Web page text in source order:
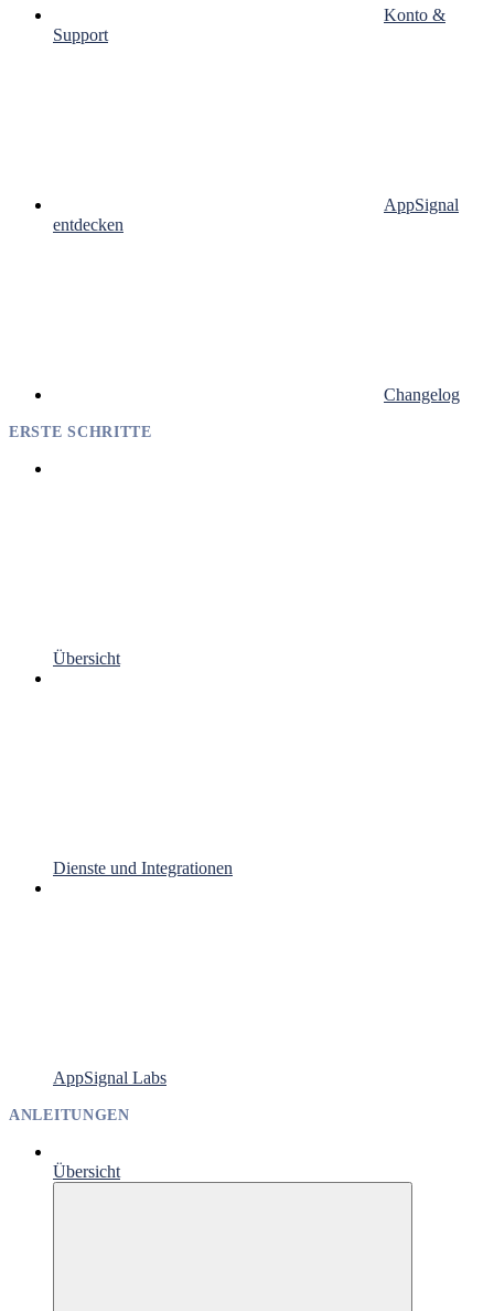
Konto &
Support
AppSignal
entdecken
Changelog
ERSTE SCHRITTE
Übersicht
Dienste und Integrationen
AppSignal Labs
ANLEITUNGEN
Übersicht